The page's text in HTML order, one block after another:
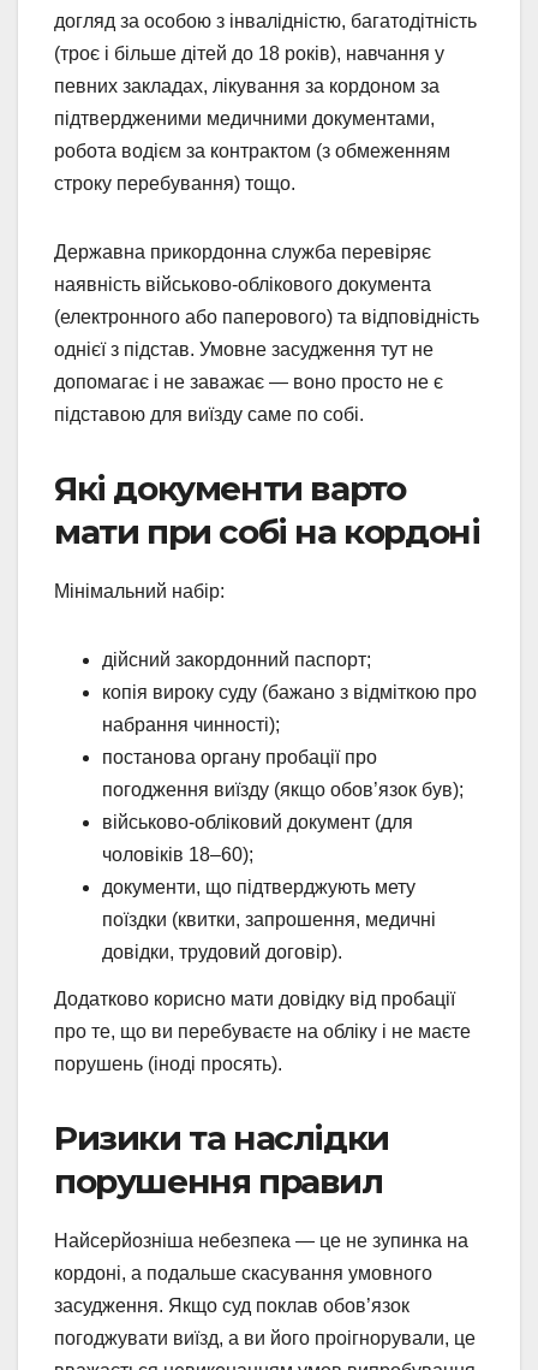
догляд за особою з інвалідністю, багатодітність
(троє і більше дітей до 18 років), навчання у
певних закладах, лікування за кордоном за
підтвердженими медичними документами,
робота водієм за контрактом (з обмеженням
строку перебування) тощо.
Державна прикордонна служба перевіряє
наявність військово-облікового документа
(електронного або паперового) та відповідність
однієї з підстав. Умовне засудження тут не
допомагає і не заважає — воно просто не є
підставою для виїзду саме по собі.
Які документи варто
мати при собі на кордоні
Мінімальний набір:
дійсний закордонний паспорт;
копія вироку суду (бажано з відміткою про
набрання чинності);
постанова органу пробації про
погодження виїзду (якщо обов’язок був);
військово-обліковий документ (для
чоловіків 18–60);
документи, що підтверджують мету
поїздки (квитки, запрошення, медичні
довідки, трудовий договір).
Додатково корисно мати довідку від пробації
про те, що ви перебуваєте на обліку і не маєте
порушень (іноді просять).
Ризики та наслідки
порушення правил
Найсерйозніша небезпека — це не зупинка на
кордоні, а подальше скасування умовного
засудження. Якщо суд поклав обов’язок
погоджувати виїзд, а ви його проігнорували, це